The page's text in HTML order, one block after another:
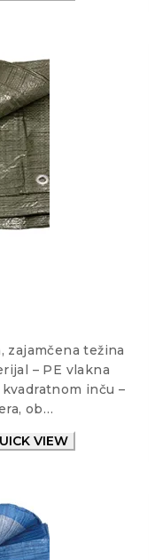
zajamčena težina
– PE vlakna
inču –
ob…
VIEW